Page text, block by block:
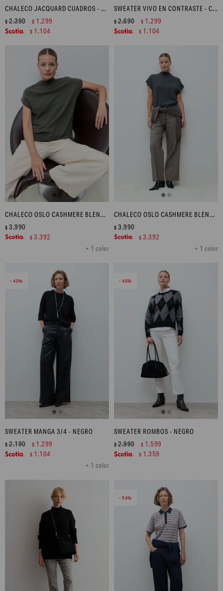
CHALECO JACQUARD CUADROS - GRIS OSCURO
$2.390 $ 1.299
$ 1.104
SWEATER VIVO EN CONTRASTE - CRUDO
$2.690 $ 1.299
$ 1.104
CHALECO OSLO CASHMERE BLEND - VERDE OLIVA MELANGE
+ 1 color
$ 3.990
$ 3.392
CHALECO OSLO CASHMERE BLEND - GRIS MELANGE
+ 1 color
$ 3.990
$ 3.392
40
SWEATER MANGA 3/4 - NEGRO
+ 1 color
$2.190 $ 1.299
$ 1.104
46
SWEATER ROMBOS - NEGRO
$2.990 $ 1.599
$ 1.359
54